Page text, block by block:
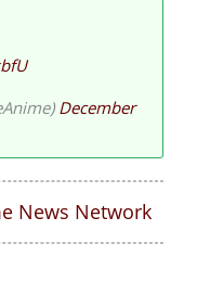
December
News Network